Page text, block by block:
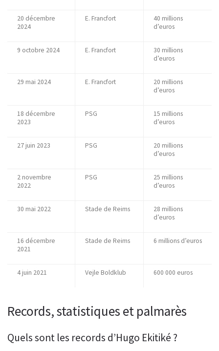
20 décembre
2024
E. Francfort
40 millions
d’euros
9 octobre 2024 E. Francfort
30 millions
d’euros
29 mai 2024 E. Francfort
20 millions
d’euros
18 décembre
2023
PSG
15 millions
d’euros
27 juin 2023 PSG
20 millions
d’euros
2 novembre
2022
PSG
25 millions
d’euros
30 mai 2022 Stade de Reims
28 millions
d’euros
16 décembre
2021
Stade de Reims 6 millions d’euros
4 juin 2021 Vejle Boldklub 600 000 euros
Records, statistiques et palmarès
Quels sont les records d’Hugo Ekitiké ?